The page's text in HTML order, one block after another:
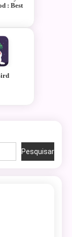
: Best
2020
Pesquisar